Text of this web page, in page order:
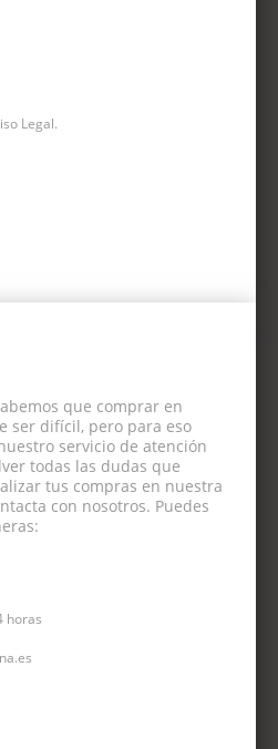
Legal.
que comprar en
ser difícil, pero para eso
servicio de atención
todas las dudas que
tus compras en nuestra
con nosotros. Puedes
horas